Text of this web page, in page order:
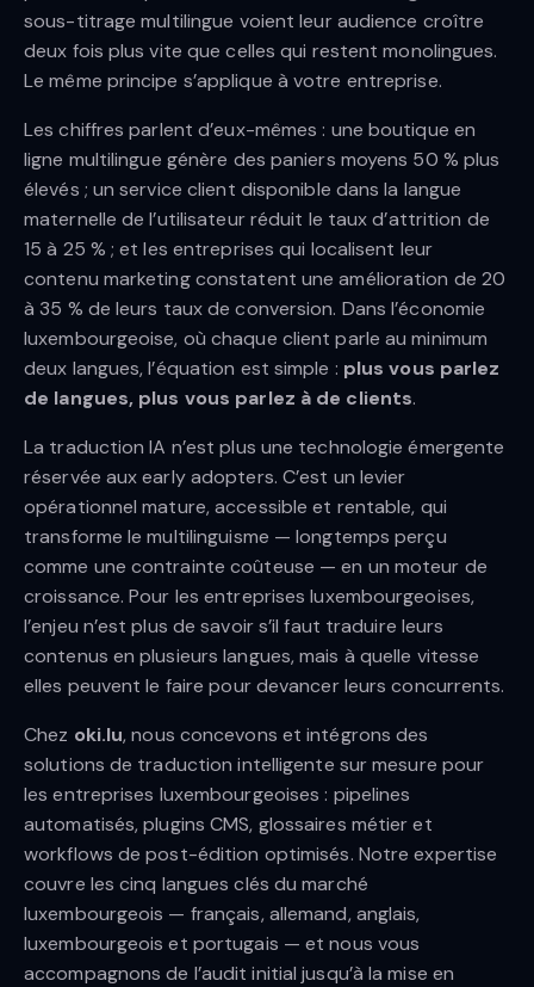
sous-titrage multilingue voient leur audience croître
deux fois plus vite que celles qui restent monolingues.
Le même principe s’applique à votre entreprise.
Les chiffres parlent d’eux-mêmes : une boutique en
ligne multilingue génère des paniers moyens 50 % plus
élevés ; un service client disponible dans la langue
maternelle de l’utilisateur réduit le taux d’attrition de
15 à 25 % ; et les entreprises qui localisent leur
contenu marketing constatent une amélioration de 20
à 35 % de leurs taux de conversion. Dans l’économie
luxembourgeoise, où chaque client parle au minimum
deux langues, l’équation est simple : plus vous parlez
de langues, plus vous parlez à de clients.
La traduction IA n’est plus une technologie émergente
réservée aux early adopters. C’est un levier
opérationnel mature, accessible et rentable, qui
transforme le multilinguisme — longtemps perçu
comme une contrainte coûteuse — en un moteur de
croissance. Pour les entreprises luxembourgeoises,
l’enjeu n’est plus de savoir s’il faut traduire leurs
contenus en plusieurs langues, mais à quelle vitesse
elles peuvent le faire pour devancer leurs concurrents.
Chez oki.lu, nous concevons et intégrons des
solutions de traduction intelligente sur mesure pour
les entreprises luxembourgeoises : pipelines
automatisés, plugins CMS, glossaires métier et
workflows de post-édition optimisés. Notre expertise
couvre les cinq langues clés du marché
luxembourgeois — français, allemand, anglais,
luxembourgeois et portugais — et nous vous
accompagnons de l’audit initial jusqu’à la mise en